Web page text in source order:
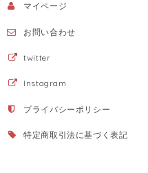
マイページ
お問い合わせ
twitter
Instagram
プライバシーポリシー
特定商取引法に基づく表記